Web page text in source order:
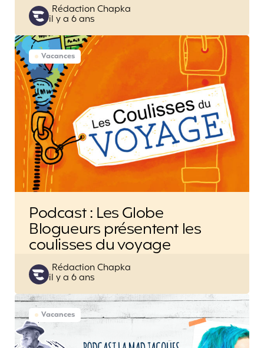
Posted
by
Rédaction Chapka
il y a 6 ans
Vacances
Podcast : Les Globe
Blogueurs présentent les
coulisses du voyage
Posted
by
Rédaction Chapka
il y a 6 ans
Vacances